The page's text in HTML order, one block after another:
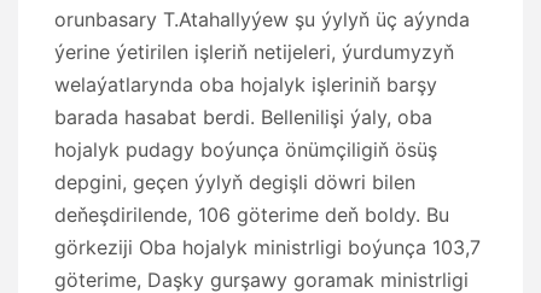
orunbasary T.Atahallyýew şu ýylyň üç aýynda
ýerine ýetirilen işleriň netijeleri, ýurdumyzyň
welaýatlarynda oba hojalyk işleriniň barşy
barada hasabat berdi. Bellenilişi ýaly, oba
hojalyk pudagy boýunça önümçiligiň ösüş
depgini, geçen ýylyň degişli döwri bilen
deňeşdirilende, 106 göterime deň boldy. Bu
görkeziji Oba hojalyk ministrligi boýunça 103,7
göterime, Daşky gurşawy goramak ministrligi